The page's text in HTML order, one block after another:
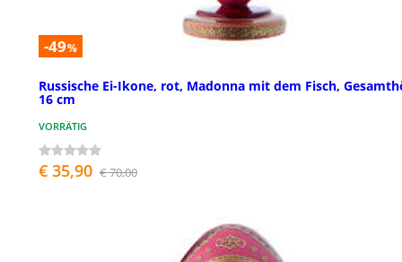
-49%
Russische Ei-Ikone, rot, Madonna mit dem Fisch,
16 cm
VORRÄTIG
€ 35,90 € 70,00